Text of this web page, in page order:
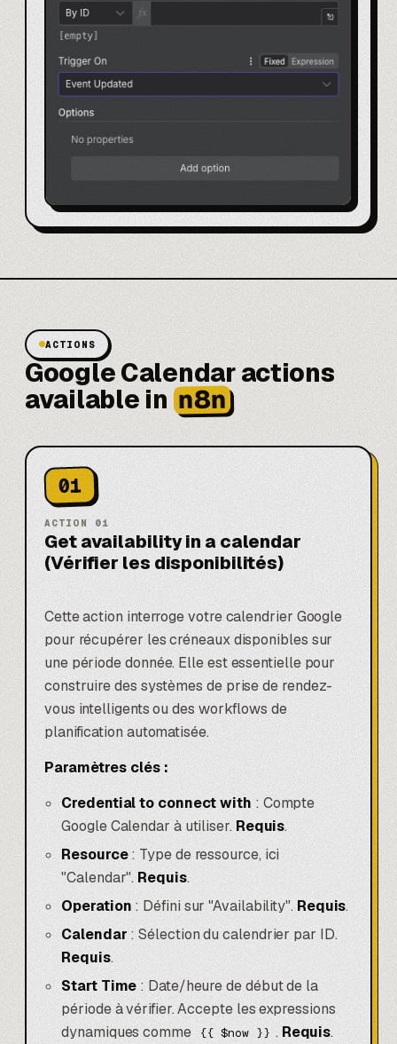
ACTIONS
Google Calendar actions
available in n8n
01
ACTION 01
Get availability in a calendar
(Vérifier les disponibilités)
Cette action interroge votre calendrier Google
pour récupérer les créneaux disponibles sur
une période donnée. Elle est essentielle pour
construire des systèmes de prise de rendez-
vous intelligents ou des workflows de
planification automatisée.
Paramètres clés :
Credential to connect with: Compte
Google Calendar à utiliser. Requis.
Resource: Type de ressource, ici
"Calendar".Requis.
Operation : Défini sur "Availability".Requis.
Calendar : Sélection du calendrier par ID.
Requis.
Start Time: Date/heure de début de la
période à vérifier. Accepte les expressions
dynamiques comme
{{ $now }} .Requis.